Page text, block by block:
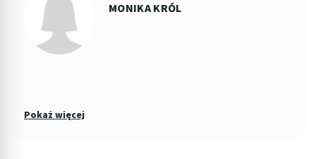
MONIKA KRÓL
Pokaż więcej